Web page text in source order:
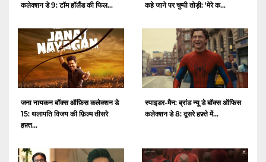
कलेक्शन डे 9: टॉम हॉलैंड की फिल...
कहे जाने पर चुप्पी तोड़ी: 'मेरे क...
जना नायकन बॉक्स ऑफ़िस कलेक्शन डे
15: थलापति विजय की फ़िल्म तीसरे
हफ़्त...
स्पाइडर-मैन: ब्रांड न्यू डे बॉक्स ऑफिस
कलेक्शन डे 8: दूसरे हफ़्ते में...